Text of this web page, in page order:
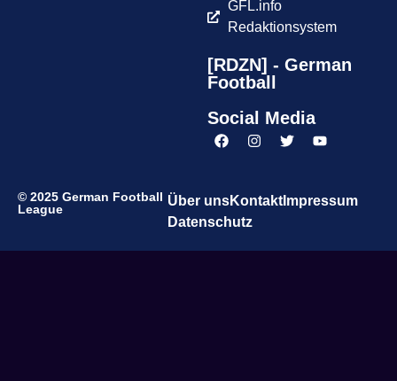
GFL.info
Redaktionsystem
[RDZN] - German
Football
Social Media
© 2025 German Football
League
Über unsKontaktImpressum
Datenschutz